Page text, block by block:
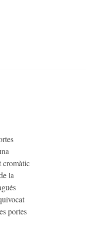
cromàtic
la
portes